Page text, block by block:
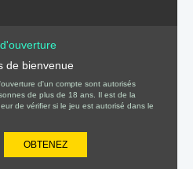
de bienvenue
d'un compte sont autorisés
de plus de 18 ans. Il est de la
de vérifier si le jeu est autorisé dans le
OBTENEZ